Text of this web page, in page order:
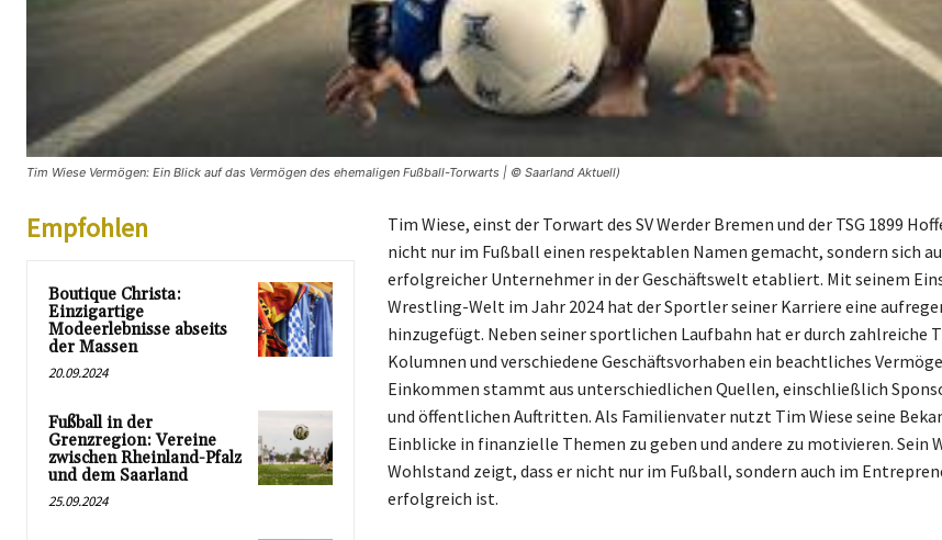
Tim Wiese Vermögen: Ein Blick auf das Vermögen des ehemaligen Fußball-Torwarts | © Saarland Aktuell)
Empfohlen
Boutique Christa:
Einzigartige
Modeerlebnisse abseits
der Massen
20.09.2024
Fußball in der
Grenzregion: Vereine
zwischen Rheinland-Pfalz
und dem Saarland
25.09.2024
Tim Wiese, einst der Torwart des SV Werder Bremen und der TSG 1899
nicht nur im Fußball einen respektablen Namen gemacht, sondern sich
erfolgreicher Unternehmer in der Geschäftswelt etabliert. Mit seinem
Wrestling-Welt im Jahr 2024 hat der Sportler seiner Karriere eine
hinzugefügt. Neben seiner sportlichen Laufbahn hat er durch zahlreiche
Kolumnen und verschiedene Geschäftsvorhaben ein beachtliches
Einkommen stammt aus unterschiedlichen Quellen, einschließlich
und öffentlichen Auftritten. Als Familienvater nutzt Tim Wiese seine
Einblicke in finanzielle Themen zu geben und andere zu motivieren. Sein
Wohlstand zeigt, dass er nicht nur im Fußball, sondern auch im
erfolgreich ist.